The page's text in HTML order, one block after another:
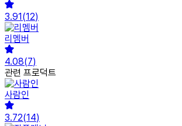
3.91(12)
리멤버
4.08(7)
관련 프로덕트
사람인
3.72(14)